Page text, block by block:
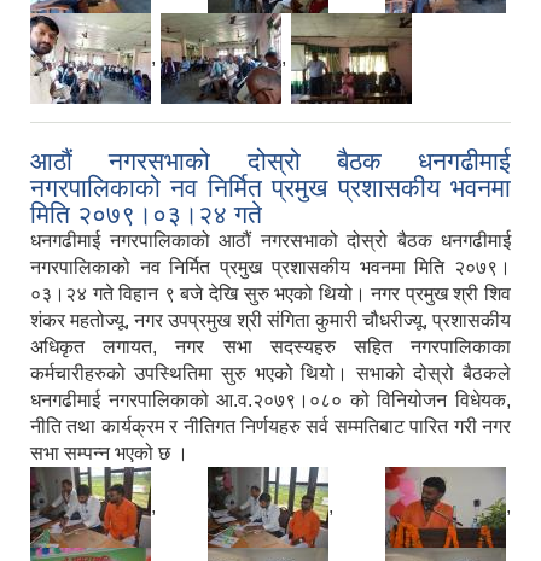
, ,
आठौं नगरसभाको दोस्रो बैठक धनगढीमाई
नगरपालिकाको नव निर्मित प्रमुख प्रशासकीय भवनमा
मिति २०७९।०३।२४ गते
धनगढीमाई नगरपालिकाको आठौं नगरसभाको दोस्रो बैठक धनगढीमाई
नगरपालिकाको नव निर्मित प्रमुख प्रशासकीय भवनमा मिति २०७९।
०३।२४ गते विहान ९ बजे देखि सुरु भएको थियो। नगर प्रमुख श्री शिव
शंकर महतोज्यू, नगर उपप्रमुख श्री संगिता कुमारी चौधरीज्यू, प्रशासकीय
अधिकृत लगायत, नगर सभा सदस्यहरु सहित नगरपालिकाका
कर्मचारीहरुको उपस्थितिमा सुरु भएको थियो। सभाको दोस्रो बैठकले
धनगढीमाई नगरपालिकाको आ.व.२०७९।०८० को विनियोजन विधेयक,
नीति तथा कार्यक्रम र नीतिगत निर्णयहरु सर्व सम्मतिबाट पारित गरी नगर
सभा सम्पन्न भएको छ ।
, , ,